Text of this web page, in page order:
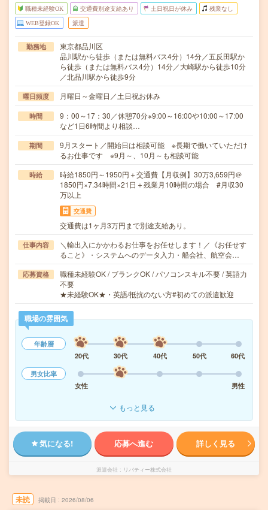
職種未経験OK 交通費別途支給あり 土日祝日が休み 残業なし
WEB登録OK 派遣
勤務地
東京都品川区
品川駅から徒歩（または無料バス4分）14分／五反田駅か
ら徒歩（または無料バス4分）14分／大崎駅から徒歩10分
／北品川駅から徒歩9分
曜日頻度 月曜日～金曜日／土日祝お休み
時間
9：00～17：30／休憩70分※9:00～16:00や10:00～17:00
など1日6時間より相談…
期間
9月スタート／開始日は相談可能 ※長期で働いていただけ
るお仕事です ※9月～、10月～も相談可能
時給
時給1850円～1950円＋交通費【月収例】30万3,659円＠
1850円×7.34時間×21日＋残業月10時間の場合 #月収30
万以上
交通費
交通費は1ヶ月3万円まで別途支給あり。
仕事内容
＼輸出入にかかわるお仕事をお任せします！／《お任せす
ること》・システムへのデータ入力・船会社、航空会…
応募資格
職種未経験OK / ブランクOK / パソコンスキル不要 / 英語力
不要
★未経験OK★・英語/抵抗のない方#初めての派遣歓迎
職場の雰囲気
年齢層
20代
30代 40代 50代
60代
男女比率
女性
男性
もっと見る
気になる! 応募へ進む 詳しく見る
派遣会社 リバティー株式会社
未読 掲載日 2026/08/06